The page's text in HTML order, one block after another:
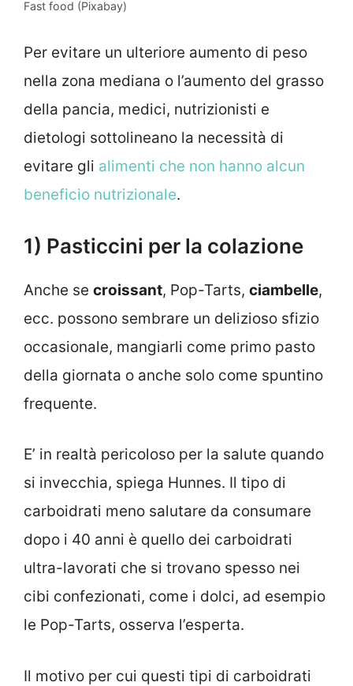
Fast food (Pixabay)
Per evitare un ulteriore aumento di peso
nella zona mediana o l’aumento del grasso
della pancia, medici, nutrizionisti e
dietologi sottolineano la necessità di
evitare gli alimenti che non hanno alcun
beneficio nutrizionale.
1) Pasticcini per la colazione
Anche se croissant, Pop-Tarts, ciambelle,
ecc. possono sembrare un delizioso sfizio
occasionale, mangiarli come primo pasto
della giornata o anche solo come spuntino
frequente.
E’ in realtà pericoloso per la salute quando
si invecchia, spiega Hunnes. Il tipo di
carboidrati meno salutare da consumare
dopo i 40 anni è quello dei carboidrati
ultra-lavorati che si trovano spesso nei
cibi confezionati, come i dolci, ad esempio
le Pop-Tarts, osserva l’esperta.
Il motivo per cui questi tipi di carboidrati